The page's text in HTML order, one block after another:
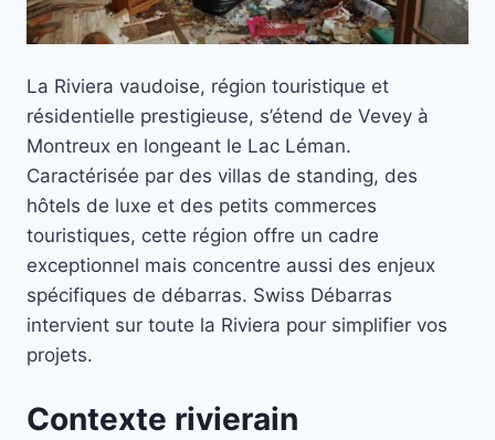
La Riviera vaudoise, région touristique et
résidentielle prestigieuse, s’étend de Vevey à
Montreux en longeant le Lac Léman.
Caractérisée par des villas de standing, des
hôtels de luxe et des petits commerces
touristiques, cette région offre un cadre
exceptionnel mais concentre aussi des enjeux
spécifiques de débarras. Swiss Débarras
intervient sur toute la Riviera pour simplifier vos
projets.
Contexte rivierain